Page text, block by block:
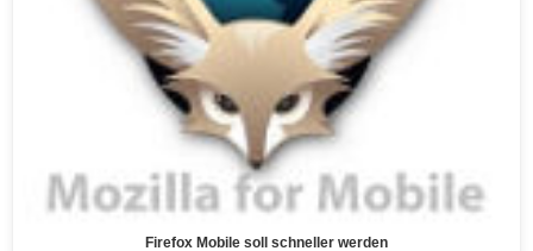
Firefox Mobile soll schneller werden